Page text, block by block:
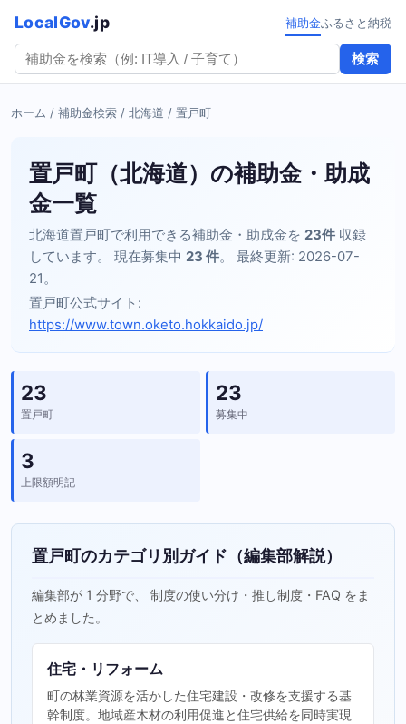
LocalGov.jp
検索
補助金ふるさと納税
ホーム / 補助金検索 / 北海道 / 置戸町
置戸町（北海道）の補助金・助成
金一覧
北海道置戸町で利用できる補助金・助成金を 23件 収録
しています。 現在募集中 23 件。 最終更新: 2026-07-
21。
置戸町公式サイト:
https://www.town.oketo.hokkaido.jp/
23
置戸町
23
募集中
3
上限額明記
置戸町のカテゴリ別ガイド（編集部解説）
編集部が 1 分野で、 制度の使い分け・推し制度・FAQ をま
とめました。
住宅・リフォーム
町の林業資源を活かした住宅建設・改修を支援する基
幹制度。地域産木材の利用促進と住宅供給を同時実現